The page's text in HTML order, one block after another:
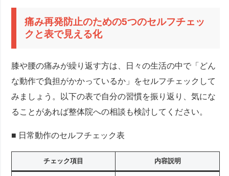
痛み再発防止のための5つのセルフチェッ
クと表で見える化
膝や腰の痛みが繰り返す方は、日々の生活の中で「どん
な動作で負担がかかっているか」をセルフチェックして
みましょう。以下の表で自分の習慣を振り返り、気にな
ることがあれば整体院への相談も検討してください。
■ 日常動作のセルフチェック表
チェック項目 内容説明